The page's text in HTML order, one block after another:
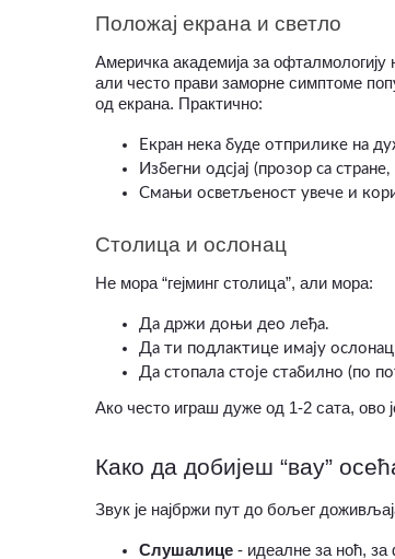
Положај екрана и светло
Америчка академија за
али често прави заморне симптоме
од екрана. Практично:
Екран нека буде отприлике на
Избегни одсјај (прозор са
Смањи осветљеност увече и
Столица и ослонац
Не мора “гејминг столица”, али мора:
Да држи доњи део леђа.
Да ти подлактице имају
Да стопала стоје стабилно (по
Ако често играш дуже од 1-2 сата, ово
Како да добијеш “вау”
Звук је најбржи пут до бољег
Слушалице - идеалне за ноћ, за